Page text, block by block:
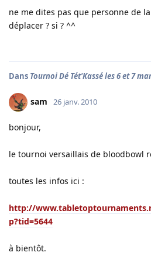
ne me dites pas que personne de
déplacer ? si ? ^^
Dans Tournoi Dé Tét'Kassé les 6 et 7
sam 26 janv. 2010
bonjour,
le tournoi versaillais de bloodbowl
toutes les infos ici :
http://
p?tid=5644
à bientôt.